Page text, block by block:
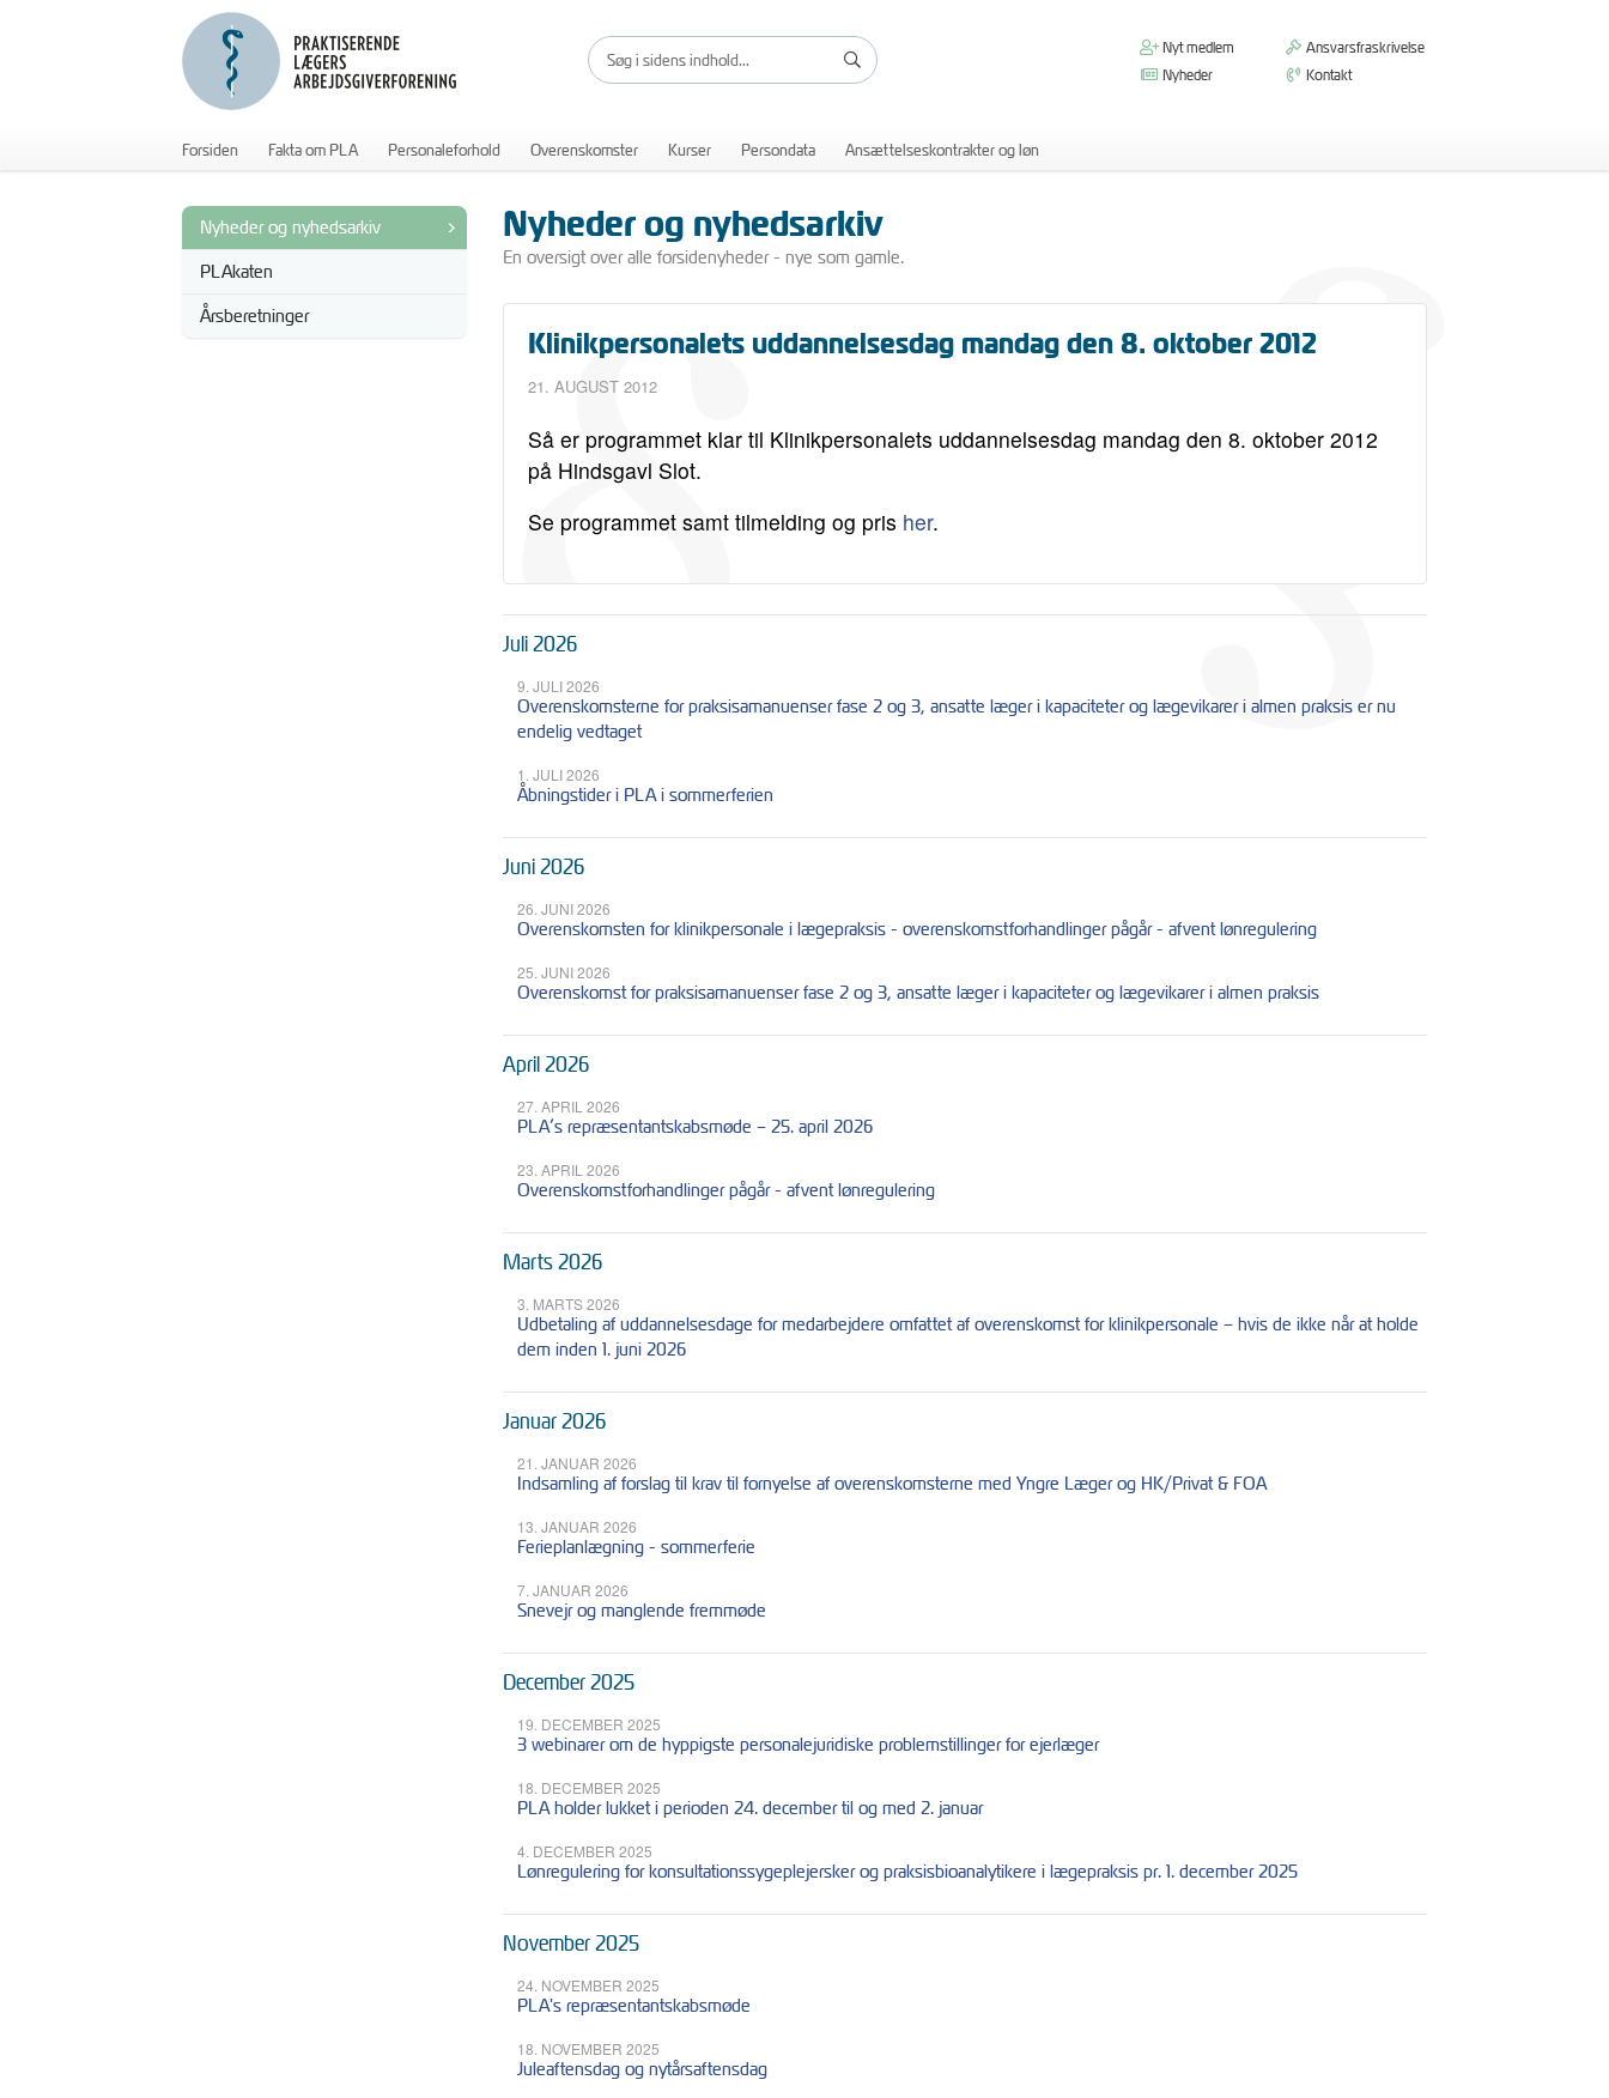
Nyt medlem
Ansvarsfraskrivelse
Nyheder
Kontakt
Forsiden Fakta om PLA Personaleforhold Overenskomster Kurser Persondata Ansættelseskontrakter og løn
Nyheder og nyhedsarkiv
PLAkaten
Årsberetninger
Nyheder og nyhedsarkiv
En oversigt over alle forsidenyheder - nye som gamle.
Klinikpersonalets uddannelsesdag mandag den 8. oktober 2012
21. AUGUST 2012
Så er programmet klar til Klinikpersonalets uddannelsesdag mandag den 8. oktober 2012
på Hindsgavl Slot.
Se programmet samt tilmelding og pris her.
Juli 2026
9. JULI 2026
Overenskomsterne for praksisamanuenser fase 2 og 3, ansatte læger i kapaciteter og lægevikarer i almen praksis er nu
endelig vedtaget
1. JULI 2026
Åbningstider i PLA i sommerferien
Juni 2026
26. JUNI 2026
Overenskomsten for klinikpersonale i lægepraksis - overenskomstforhandlinger pågår - afvent lønregulering
25. JUNI 2026
Overenskomst for praksisamanuenser fase 2 og 3, ansatte læger i kapaciteter og lægevikarer i almen praksis
April 2026
27. APRIL 2026
PLA’s repræsentantskabsmøde – 25. april 2026
23. APRIL 2026
Overenskomstforhandlinger pågår - afvent lønregulering
Marts 2026
3. MARTS 2026
Udbetaling af uddannelsesdage for medarbejdere omfattet af overenskomst for klinikpersonale – hvis de ikke når at holde
dem inden 1. juni 2026
Januar 2026
21. JANUAR 2026
Indsamling af forslag til krav til fornyelse af overenskomsterne med Yngre Læger og HK/Privat & FOA
13. JANUAR 2026
Ferieplanlægning - sommerferie
7. JANUAR 2026
Snevejr og manglende fremmøde
December 2025
19. DECEMBER 2025
3 webinarer om de hyppigste personalejuridiske problemstillinger for ejerlæger
18. DECEMBER 2025
PLA holder lukket i perioden 24. december til og med 2. januar
4. DECEMBER 2025
Lønregulering for konsultationssygeplejersker og praksisbioanalytikere i lægepraksis pr. 1. december 2025
November 2025
24. NOVEMBER 2025
PLA's repræsentantskabsmøde
18. NOVEMBER 2025
Juleaftensdag og nytårsaftensdag